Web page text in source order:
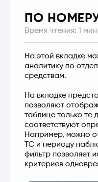
ПО
Время чтения: 1 мин
На этой вкладке
аналитику по
средствам.
На вкладке
позволяют
таблице только те
соответствуют
Например, можно
ТС и периоду
фильтр позволяет
критериев